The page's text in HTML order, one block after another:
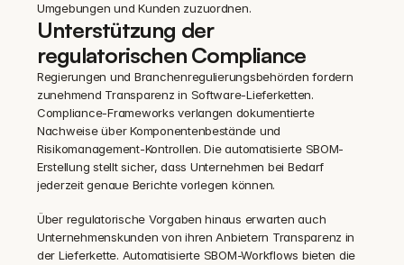
Umgebungen und Kunden zuzuordnen.
Unterstützung der
regulatorischen Compliance
Regierungen und Branchenregulierungsbehörden fordern
zunehmend Transparenz in Software-Lieferketten.
Compliance-Frameworks verlangen dokumentierte
Nachweise über Komponentenbestände und
Risikomanagement-Kontrollen. Die automatisierte SBOM-
Erstellung stellt sicher, dass Unternehmen bei Bedarf
jederzeit genaue Berichte vorlegen können.
Über regulatorische Vorgaben hinaus erwarten auch
Unternehmenskunden von ihren Anbietern Transparenz in
der Lieferkette. Automatisierte SBOM-Workflows bieten die